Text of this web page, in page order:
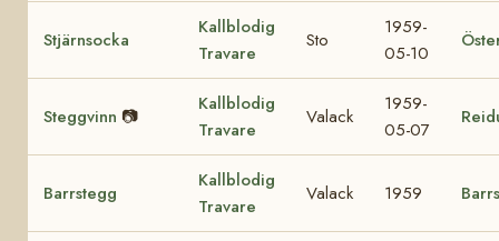
Stjärnsocka
Kallblodig
Travare
Sto
1959-
05-10
Steggvinn 📷
Kallblodig
Travare
Valack
1959-
05-07
Barrstegg
Kallblodig
Travare
Valack 1959